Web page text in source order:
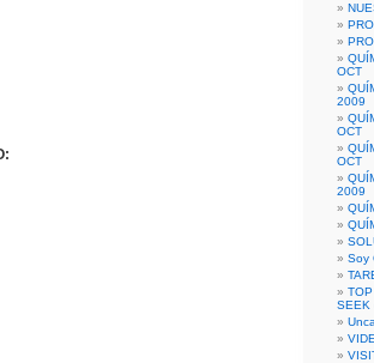
OCT
2009
OCT
OCT
2009
Soy
SEEK